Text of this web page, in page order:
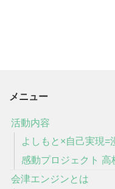
メニュー
活動内容
よしもと×自己実現=
感動プロジェクト 高
会津エンジンとは